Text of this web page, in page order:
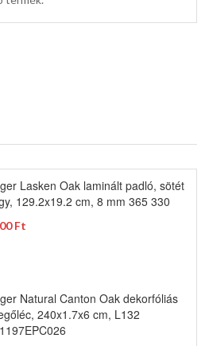
Lasken Oak laminált padló, sötét
129.2x19.2 cm, 8 mm 365 330
Ft
Natural Canton Oak dekorfóliás
240x1.7x6 cm, L132